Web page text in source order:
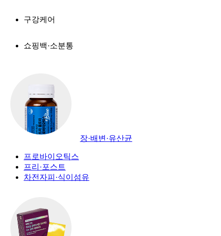
구강케어
쇼핑백·소분통
장·배변·유산균
프로바이오틱스
프리·포스트
차전자피·식이섬유